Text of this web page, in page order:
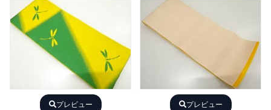
プレビュー プレビュー